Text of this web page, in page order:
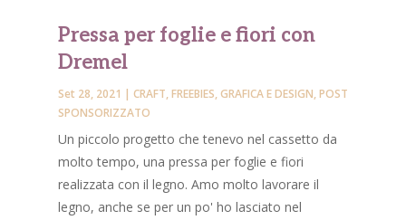
Pressa per foglie e fiori con
Dremel
Set 28, 2021 | CRAFT,FREEBIES,GRAFICA E DESIGN,POST
SPONSORIZZATO
Un piccolo progetto che tenevo nel cassetto da
molto tempo, una pressa per foglie e fiori
realizzata con il legno. Amo molto lavorare il
legno, anche se per un po' ho lasciato nel